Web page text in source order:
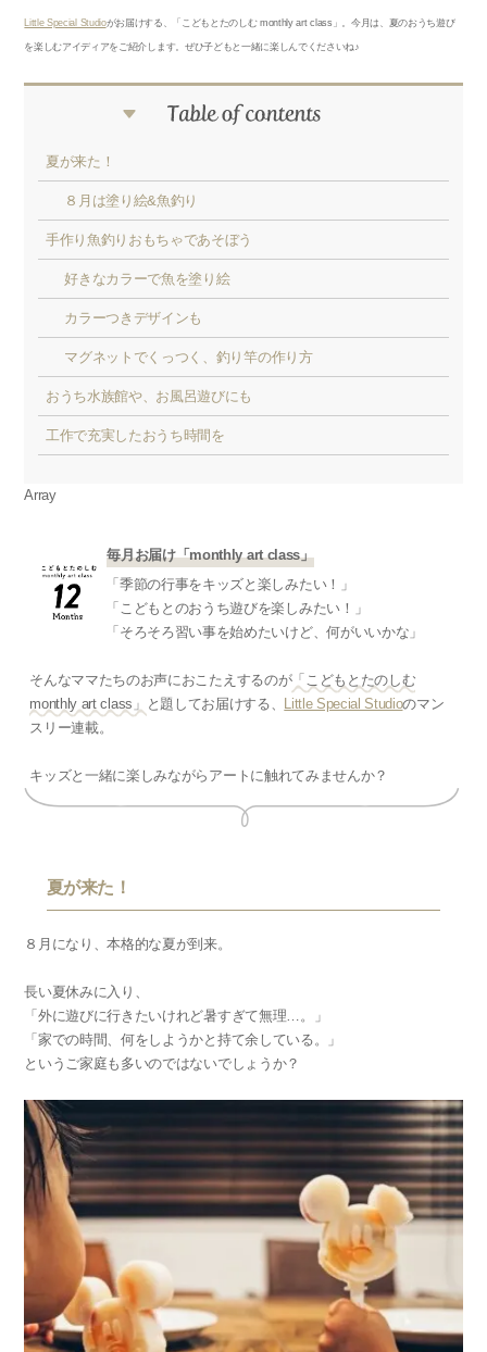
Little Special Studioがお届けする、「こどもとたのしむ monthly art class」。今月は、夏のおうち遊び
を楽しむアイディアをご紹介します。ぜひ子どもと一緒に楽しんでくださいね♪
夏が来た！
８月は塗り絵&魚釣り
手作り魚釣りおもちゃであそぼう
好きなカラーで魚を塗り絵
カラーつきデザインも
マグネットでくっつく、釣り竿の作り方
おうち水族館や、お風呂遊びにも
工作で充実したおうち時間を
Array
毎月お届け「monthly art class」
「季節の行事をキッズと楽しみたい！」
「こどもとのおうち遊びを楽しみたい！」
「そろそろ習い事を始めたいけど、何がいいかな」
そんなママたちのお声におこたえするのが「こどもとたのしむ
monthly art class」 と題してお届けする、 Little Special Studioのマン
スリー連載。
キッズと一緒に楽しみながらアートに触れてみませんか？
夏が来た！
８月になり、本格的な夏が到来。
長い夏休みに入り、
「外に遊びに行きたいけれど暑すぎて無理…。」
「家での時間、何をしようかと持て余している。」
というご家庭も多いのではないでしょうか？